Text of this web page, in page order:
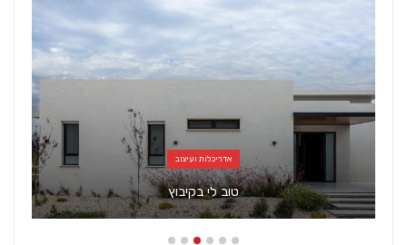
אדריכלות ועיצוב
טוב לי בקיבוץ